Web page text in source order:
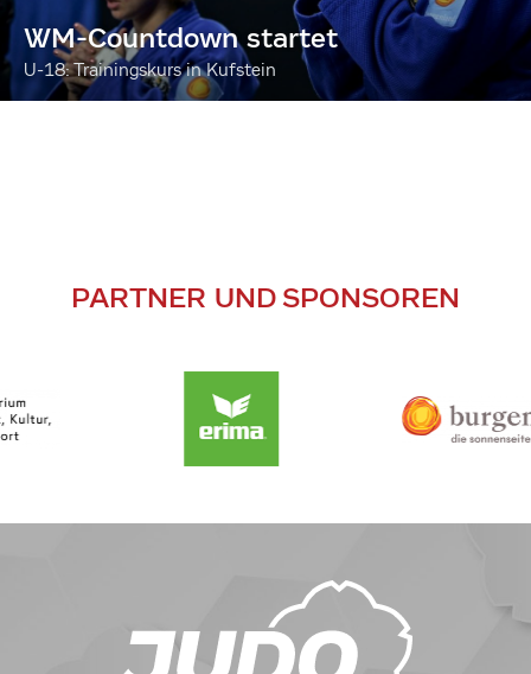
WM-Countdown startet
U-18: Trainingskurs in Kufstein
PARTNER UND SPONSOREN